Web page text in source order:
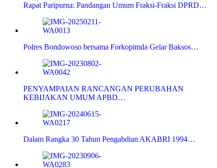
Rapat Paripurna: Pandangan Umum Fraksi-Fraksi DPRD…
Polres Bondowoso bersama Forkopimda Gelar Baksos…
PENYAMPAIAN RANCANGAN PERUBAHAN
KEBIJAKAN UMUM APBD…
Dalam Rangka 30 Tahun Pengabdian AKABRI 1994…